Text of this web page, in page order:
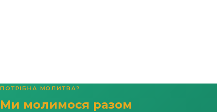
ПОТРІБНА МОЛИТВА?
Ми молимося разом